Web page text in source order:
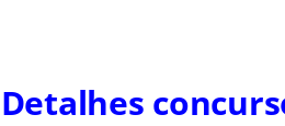
Detalhes